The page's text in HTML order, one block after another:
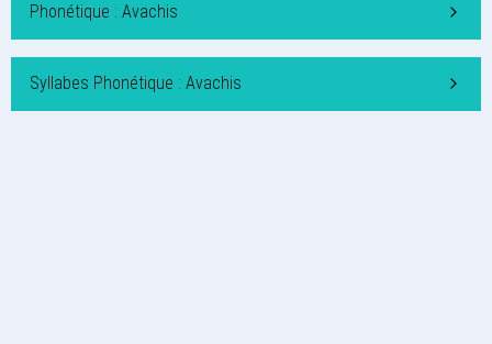
Phonétique : Avachis
Syllabes Phonétique : Avachis